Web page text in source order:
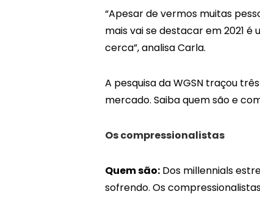
“Apesar de vermos muitas
mais vai se destacar em 2021
cerca”, analisa Carla.
A pesquisa da WGSN traçou
mercado. Saiba quem são e
Os compressionalistas
Quem são: Dos millennials
sofrendo. Os